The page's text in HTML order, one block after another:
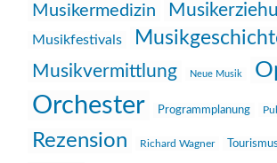
Musikermedizin
Musikfestivals
Musikvermittlung Neue Musik
Orchester Programmplanung
Rezension Richard Wagner Tourismus